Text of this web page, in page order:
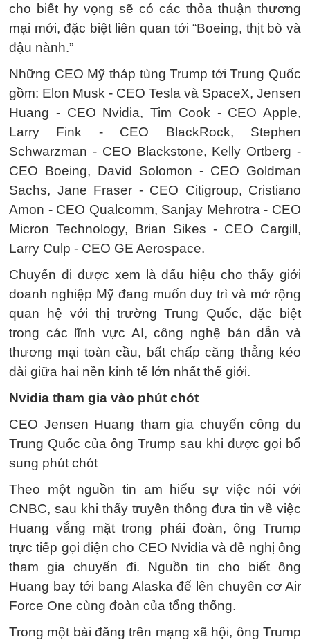
cho biết hy vọng sẽ có các thỏa thuận thương
mại mới, đặc biệt liên quan tới “Boeing, thịt bò và
đậu nành.”
Những CEO Mỹ tháp tùng Trump tới Trung Quốc
gồm: Elon Musk - CEO Tesla và SpaceX, Jensen
Huang - CEO Nvidia, Tim Cook - CEO Apple,
Larry Fink - CEO BlackRock, Stephen
Schwarzman - CEO Blackstone, Kelly Ortberg -
CEO Boeing, David Solomon - CEO Goldman
Sachs, Jane Fraser - CEO Citigroup, Cristiano
Amon - CEO Qualcomm, Sanjay Mehrotra - CEO
Micron Technology, Brian Sikes - CEO Cargill,
Larry Culp - CEO GE Aerospace.
Chuyến đi được xem là dấu hiệu cho thấy giới
doanh nghiệp Mỹ đang muốn duy trì và mở rộng
quan hệ với thị trường Trung Quốc, đặc biệt
trong các lĩnh vực AI, công nghệ bán dẫn và
thương mại toàn cầu, bất chấp căng thẳng kéo
dài giữa hai nền kinh tế lớn nhất thế giới.
Nvidia tham gia vào phút chót
CEO Jensen Huang tham gia chuyến công du
Trung Quốc của ông Trump sau khi được gọi bổ
sung phút chót
Theo một nguồn tin am hiểu sự việc nói với
CNBC, sau khi thấy truyền thông đưa tin về việc
Huang vắng mặt trong phái đoàn, ông Trump
trực tiếp gọi điện cho CEO Nvidia và đề nghị ông
tham gia chuyến đi. Nguồn tin cho biết ông
Huang bay tới bang Alaska để lên chuyên cơ Air
Force One cùng đoàn của tổng thống.
Trong một bài đăng trên mạng xã hội, ông Trump